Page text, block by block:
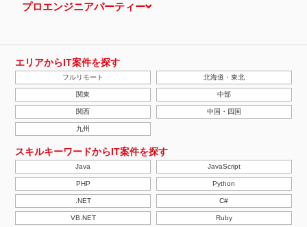
プロエンジニアパーティー
エリアからIT案件を探す
フルリモート 北海道・東北
関東 中部
関西 中国・四国
九州
スキルキーワードからIT案件を探す
Java JavaScript
PHP Python
.NET C#
VB.NET Ruby